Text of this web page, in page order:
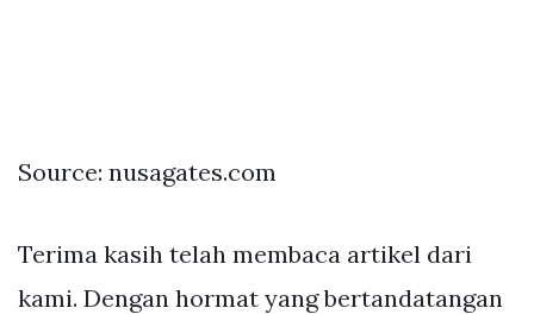
Source: nusagates.com
Terima kasih telah membaca artikel dari
kami. Dengan hormat yang bertandatangan